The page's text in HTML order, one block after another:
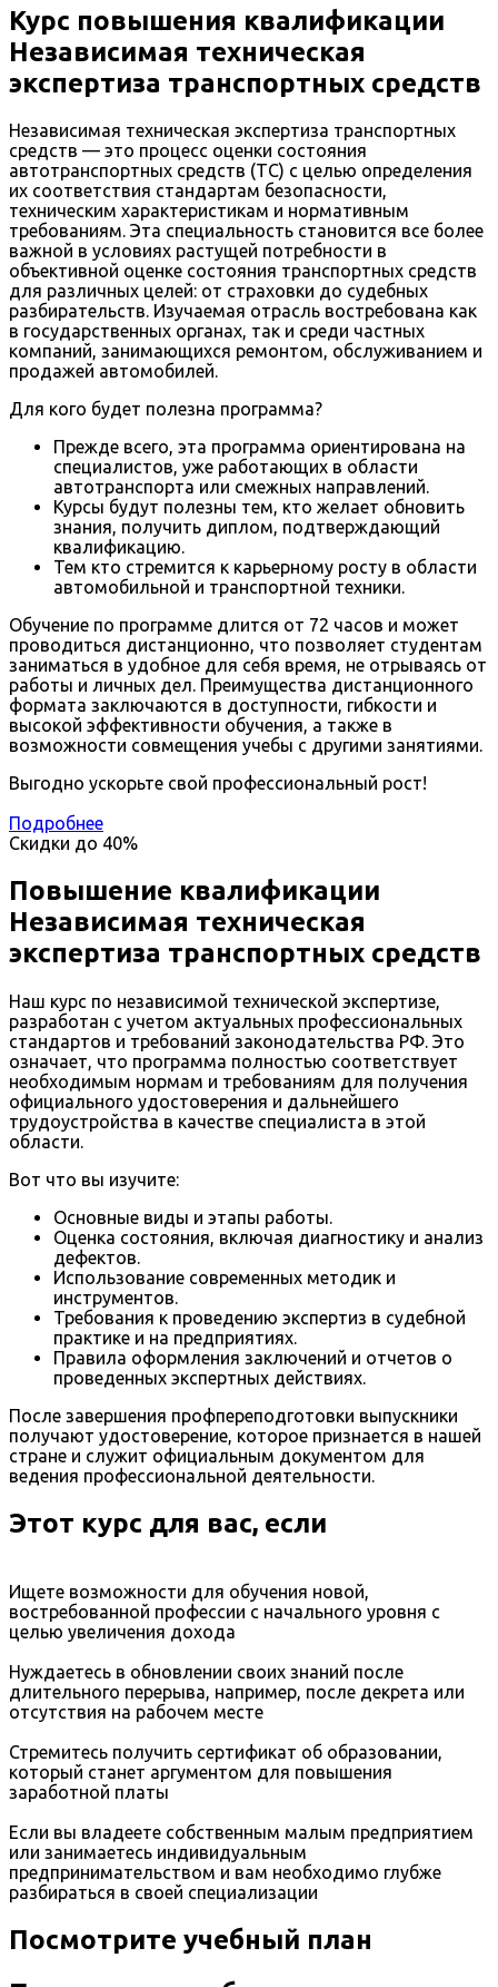
Курс повышения квалификации
Независимая техническая
экспертиза транспортных средств
Независимая техническая экспертиза транспортных
средств — это процесс оценки состояния
автотранспортных средств (ТС) с целью определения
их соответствия стандартам безопасности,
техническим характеристикам и нормативным
требованиям. Эта специальность становится все более
важной в условиях растущей потребности в
объективной оценке состояния транспортных средств
для различных целей: от страховки до судебных
разбирательств. Изучаемая отрасль востребована как
в государственных органах, так и среди частных
компаний, занимающихся ремонтом, обслуживанием и
продажей автомобилей.
Для кого будет полезна программа?
Прежде всего, эта программа ориентирована на
специалистов, уже работающих в области
автотранспорта или смежных направлений.
Курсы будут полезны тем, кто желает обновить
знания, получить диплом, подтверждающий
квалификацию.
Тем кто стремится к карьерному росту в области
автомобильной и транспортной техники.
Обучение по программе длится от 72 часов и может
проводиться дистанционно, что позволяет студентам
заниматься в удобное для себя время, не отрываясь от
работы и личных дел. Преимущества дистанционного
формата заключаются в доступности, гибкости и
высокой эффективности обучения, а также в
возможности совмещения учебы с другими занятиями.
Выгодно ускорьте свой профессиональный рост!
Подробнее
Скидки до 40%
Повышение квалификации
Независимая техническая
экспертиза транспортных средств
Наш курс по независимой технической экспертизе,
разработан с учетом актуальных профессиональных
стандартов и требований законодательства РФ. Это
означает, что программа полностью соответствует
необходимым нормам и требованиям для получения
официального удостоверения и дальнейшего
трудоустройства в качестве специалиста в этой
области.
Вот что вы изучите:
Основные виды и этапы работы.
Оценка состояния, включая диагностику и анализ
дефектов.
Использование современных методик и
инструментов.
Требования к проведению экспертиз в судебной
практике и на предприятиях.
Правила оформления заключений и отчетов о
проведенных экспертных действиях.
После завершения профпереподготовки выпускники
получают удостоверение, которое признается в нашей
стране и служит официальным документом для
ведения профессиональной деятельности.
Этот курс для вас, если
Ищете возможности для обучения новой,
востребованной профессии с начального уровня с
целью увеличения дохода
Нуждаетесь в обновлении своих знаний после
длительного перерыва, например, после декрета или
отсутствия на рабочем месте
Стремитесь получить сертификат об образовании,
который станет аргументом для повышения
заработной платы
Если вы владеете собственным малым предприятием
или занимаетесь индивидуальным
предпринимательством и вам необходимо глубже
разбираться в своей специализации
Посмотрите учебный план